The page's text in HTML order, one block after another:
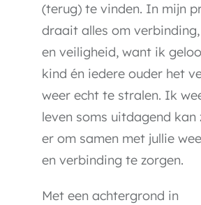
(terug) te vinden. In mijn
draait alles om
en veiligheid, want ik
kind én iedere ouder het
weer echt te stralen. Ik
leven soms uitdagend kan
er om samen met jullie
en verbinding te zorgen.
Met een achtergrond in